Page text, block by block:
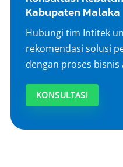
Kabupaten Malaka
Hubungi tim Intitek
rekomendasi solusi
dengan proses bisnis
KONSULTASI